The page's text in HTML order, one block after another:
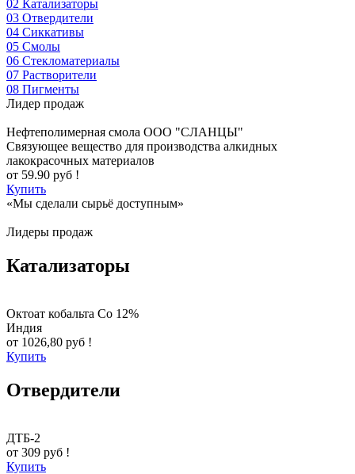
02 Катализаторы
03 Отвердители
04 Сиккативы
05 Смолы
06 Стекломатериалы
07 Растворители
08 Пигменты
Лидер продаж
Нефтеполимерная смола ООО "СЛАНЦЫ"
Cвязующее вещество для производства алкидных
лакокрасочных материалов
от 59.90 руб !
Купить
«Мы сделали сырьё доступным»
Лидеры продаж
Катализаторы
Октоат кобальта Co 12%
Индия
от 1026,80 руб !
Купить
Отвердители
ДТБ-2
от 309 руб !
Купить